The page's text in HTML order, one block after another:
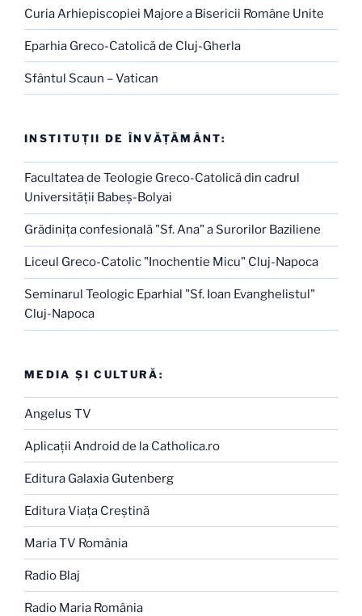
Curia Arhiepiscopiei Majore a Bisericii Române Unite
Eparhia Greco-Catolică de Cluj-Gherla
Sfântul Scaun – Vatican
INSTITUŢII DE ÎNVĂŢĂMÂNT:
Facultatea de Teologie Greco-Catolică din cadrul
Universităţii Babeş-Bolyai
Grădiniţa confesională "Sf. Ana" a Surorilor Baziliene
Liceul Greco-Catolic "Inochentie Micu" Cluj-Napoca
Seminarul Teologic Eparhial "Sf. Ioan Evanghelistul"
Cluj-Napoca
MEDIA ŞI CULTURĂ:
Angelus TV
Aplicaţii Android de la Catholica.ro
Editura Galaxia Gutenberg
Editura Viaţa Creştină
Maria TV România
Radio Blaj
Radio Maria România